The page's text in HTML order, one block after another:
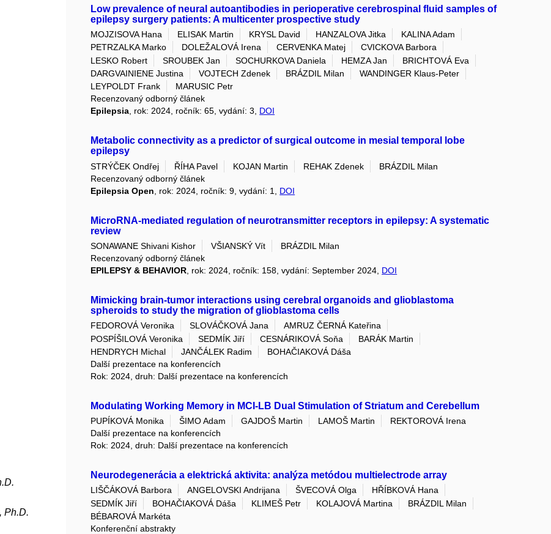
Ph.D.
Low prevalence of neural autoantibodies in perioperative cerebrospinal fluid samples of
epilepsy surgery patients: A multicenter prospective study
MOJZISOVA Hana ELISAK Martin KRYSL David HANZALOVA Jitka
KALINA Adam
PETRZALKA Marko
DOLEŽALOVÁ Irena CERVENKA Matej
CVICKOVA Barbora
LESKO Robert
SROUBEK Jan SOCHURKOVA Daniela HEMZA Jan
BRICHTOVÁ Eva
DARGVAINIENE Justina
VOJTECH Zdenek BRÁZDIL Milan
WANDINGER Klaus-Peter
LEYPOLDT Frank
MARUSIC Petr
Recenzovaný odborný článek
Epilepsia, rok: 2024, ročník: 65, vydání: 3, DOI
Metabolic connectivity as a predictor of surgical outcome in mesial temporal lobe
epilepsy
STRÝČEK Ondřej ŘÍHA Pavel KOJAN Martin REHAK Zdenek
BRÁZDIL Milan
Recenzovaný odborný článek
Epilepsia Open , rok: 2024, ročník: 9, vydání: 1, DOI
MicroRNA-mediated regulation of neurotransmitter receptors in epilepsy: A systematic
review
SONAWANE Shivani Kishor VŠIANSKÝ Vít
BRÁZDIL Milan
Recenzovaný odborný článek
EPILEPSY & BEHAVIOR , rok: 2024, ročník: 158, vydání: September 2024, DOI
Mimicking brain-tumor interactions using cerebral organoids and glioblastoma
spheroids to study the migration of glioblastoma cells
FEDOROVÁ Veronika SLOVÁČKOVÁ Jana
AMRUZ ČERNÁ Kateřina
POSPÍŠILOVÁ Veronika
SEDMÍK Jiří CESNÁRIKOVÁ Soňa
BARÁK Martin
HENDRYCH Michal
JANČÁLEK Radim
BOHAČIAKOVÁ Dáša
Další prezentace na konferencích
Rok: 2024, druh: Další prezentace na konferencích
Modulating Working Memory in MCI-LB Dual Stimulation of Striatum and Cerebellum
PUPÍKOVÁ Monika ŠIMO Adam GAJDOŠ Martin LAMOŠ Martin
REKTOROVÁ Irena
Další prezentace na konferencích
Rok: 2024, druh: Další prezentace na konferencích
Neurodegenerácia a elektrická aktivita: analýza metódou multielectrode array
LIŠČÁKOVÁ Barbora ANGELOVSKI Andrijana ŠVECOVÁ Olga
HŘÍBKOVÁ Hana
SEDMÍK Jiří
BOHAČIAKOVÁ Dáša KLIMEŠ Petr KOLAJOVÁ Martina
BRÁZDIL Milan
BÉBAROVÁ Markéta
Konferenční abstrakty